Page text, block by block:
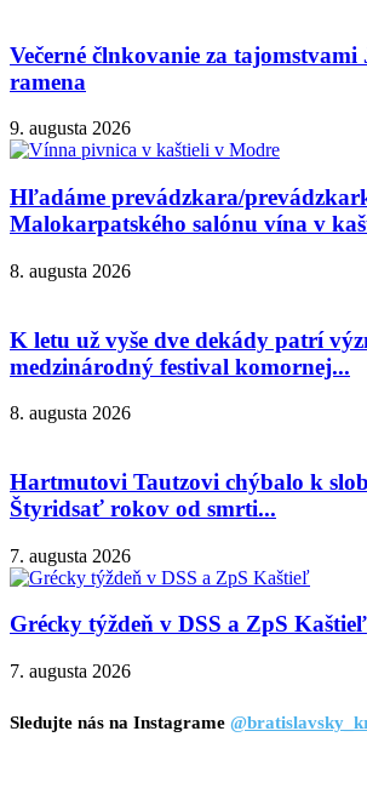
Večerné člnkovanie za tajomstvami
ramena
9. augusta 2026
Hľadáme prevádzkara/
Malokarpatského salónu vína v
8. augusta 2026
K letu už vyše dve dekády patrí
medzinárodný festival komornej...
8. augusta 2026
Hartmutovi Tautzovi chýbalo k
Štyridsať rokov od smrti...
7. augusta 2026
Grécky týždeň v DSS a ZpS Kaštieľ
7. augusta 2026
Sledujte nás na Instagrame